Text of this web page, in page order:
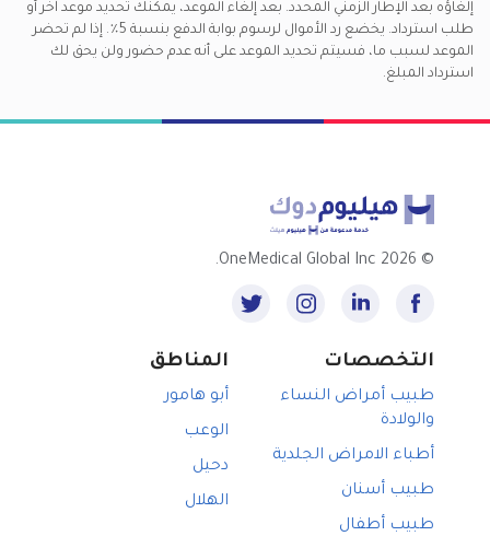
إلغاؤه بعد الإطار الزمني المحدد. بعد إلغاء الموعد، يمكنك تحديد موعد آخر أو
طلب استرداد. يخضع رد الأموال لرسوم بوابة الدفع بنسبة 5٪. إذا لم تحضر
الموعد لسبب ما، فسيتم تحديد الموعد على أنه عدم حضور ولن يحق لك
استرداد المبلغ.
©
2026 OneMedical Global Inc.
التخصصات
طبيب أمراض النساء
والولادة
أطباء الامراض الجلدية
طبيب أسنان
طبيب أطفال
المناطق
أبو هامور
الوعب
دحيل
الهلال